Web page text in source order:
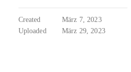
Created
März 7, 2023
Uploaded
März 29, 2023